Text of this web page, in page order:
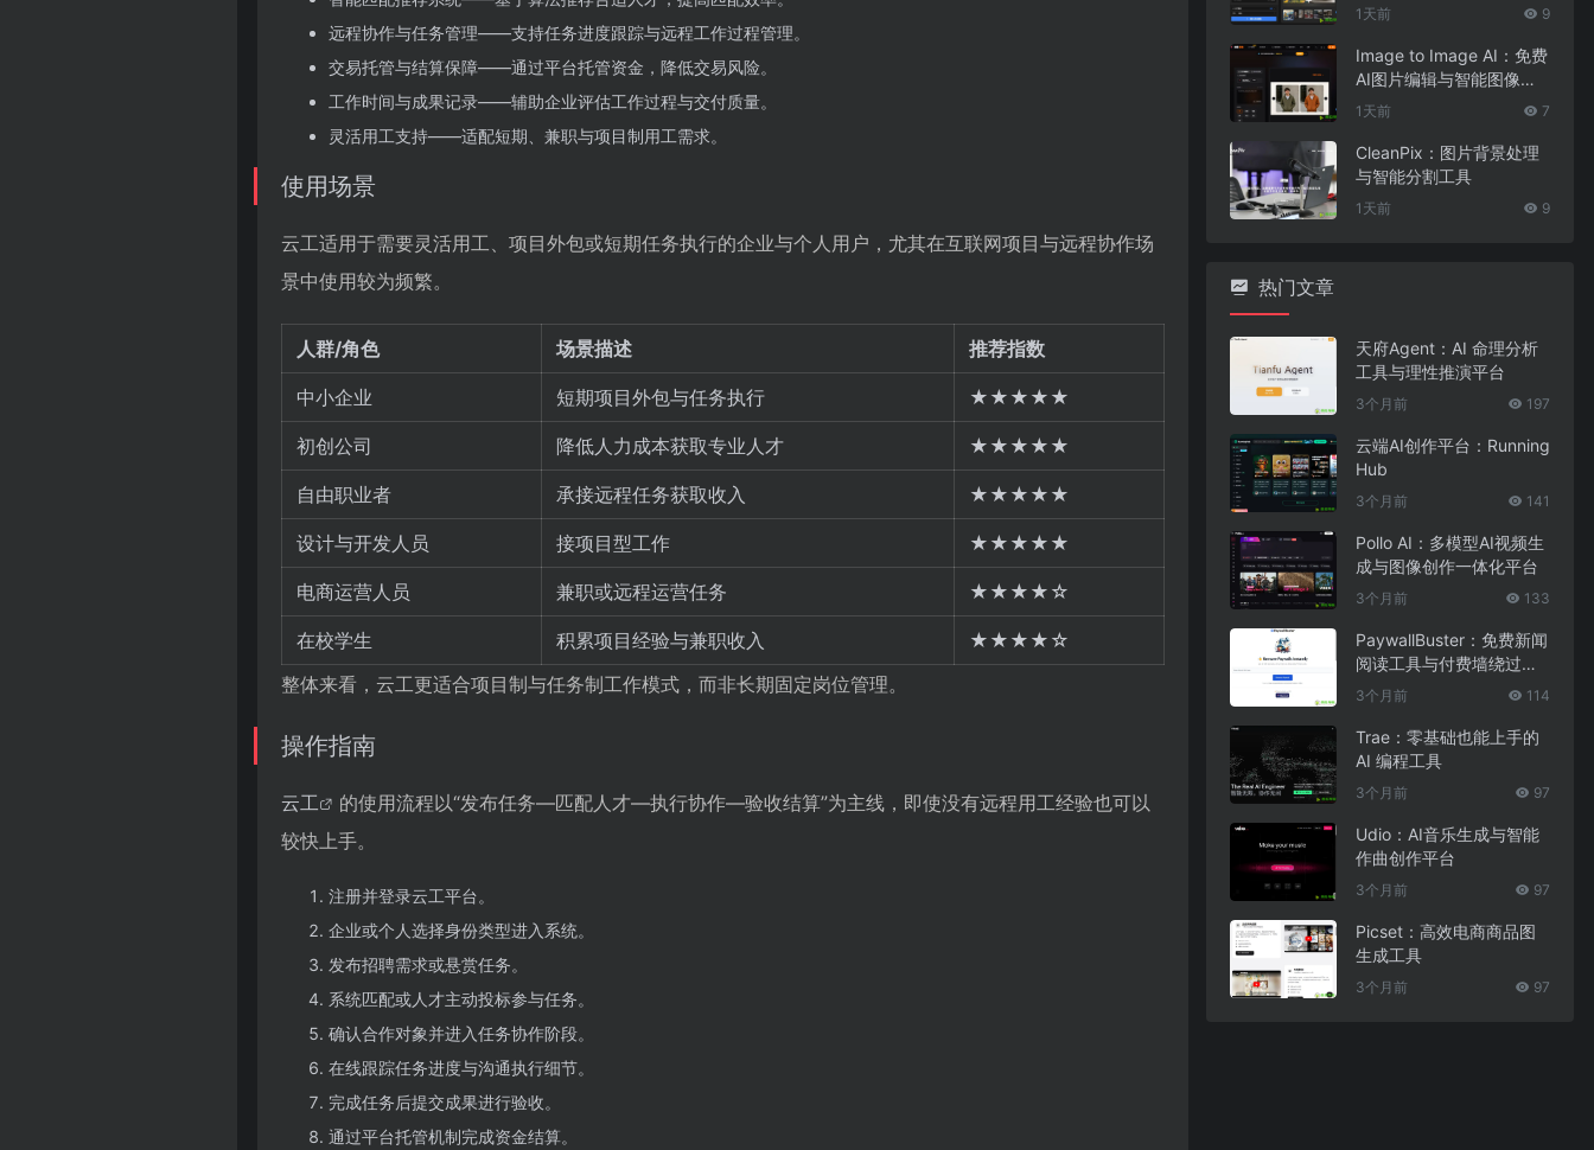
远程协作与任务管理——支持任务进度跟踪与远程工作过程管理。
交易托管与结算保障——通过平台托管资金，降低交易风险。
工作时间与成果记录——辅助企业评估工作过程与交付质量。
灵活用工支持——适配短期、兼职与项目制用工需求。
使用场景
云工适用于需要灵活用工、项目外包或短期任务执行的企业与个人用户，尤其在互联网项目与远程协作场
景中使用较为频繁。
人群/角色 场景描述 推荐指数
中小企业 短期项目外包与任务执行 ★★★★★
初创公司 降低人力成本获取专业人才 ★★★★★
自由职业者 承接远程任务获取收入 ★★★★★
设计与开发人员 接项目型工作 ★★★★★
电商运营人员 兼职或远程运营任务 ★★★★☆
在校学生 积累项目经验与兼职收入
★★★★☆
整体来看，云工更适合项目制与任务制工作模式，而非长期固定岗位管理。
操作指南
云工
的使用流程以“发布任务—匹配人才—执行协作—验收结算”为主线，即使没有远程用工经验也可以
较快上手。
注册并登录云工平台。
企业或个人选择身份类型进入系统。
发布招聘需求或悬赏任务。
系统匹配或人才主动投标参与任务。
确认合作对象并进入任务协作阶段。
在线跟踪任务进度与沟通执行细节。
完成任务后提交成果进行验收。
通过平台托管机制完成资金结算。
工具
1天前 9
Image to Image AI：免费
AI图片编辑与智能图像处
理工具
1天前 7
CleanPix：图片背景处理
与智能分割工具
1天前 9
热门文章
天府Agent：AI 命理分析
工具与理性推演平台
3个月前 197
云端AI创作平台：Running
Hub
3个月前 141
Pollo AI：多模型AI视频生
成与图像创作一体化平台
3个月前 133
PaywallBuster：免费新闻
阅读工具与付费墙绕过助
手
3个月前 114
Trae：零基础也能上手的
AI 编程工具
3个月前 97
Udio：AI音乐生成与智能
作曲创作平台
3个月前 97
Picset：高效电商商品图
生成工具
3个月前 97